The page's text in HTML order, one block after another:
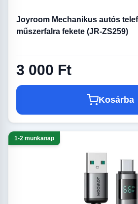
Joyroom Mechanikus autós
műszerfalra fekete (JR-ZS259)
3 000 Ft
Kosárba
1-2 munkanap